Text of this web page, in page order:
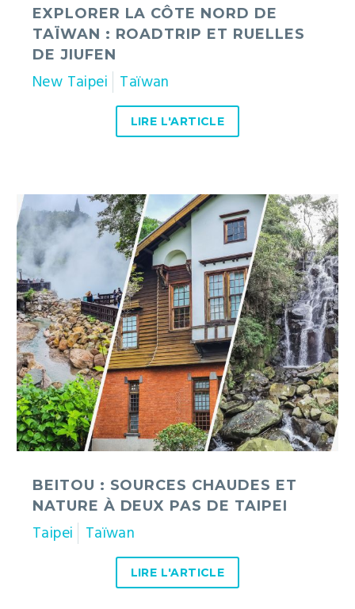
EXPLORER LA CÔTE NORD DE
TAÏWAN : ROADTRIP ET RUELLES
DE JIUFEN
New Taipei Taïwan
LIRE L'ARTICLE
Beitou
:
sources
chaudes
et
nature
à
deux
pas
de
Taipei
BEITOU : SOURCES CHAUDES ET
NATURE À DEUX PAS DE TAIPEI
Taipei Taïwan
LIRE L'ARTICLE